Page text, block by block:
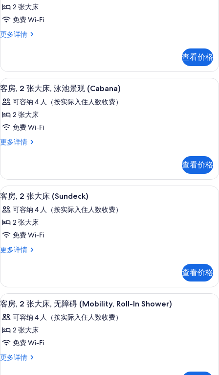
碍,
城
市
(Mobility,
Roll-
In
Shower)
的
所
有
障
城
市
景
Roll-
Shower)
更
多
信
息
房,
张
床,
阳
台
的
所
有
照
2 张大床
免费 Wi-Fi
更多详情
客
大
床,
阳
更
多
息
查看价格
显
示
客
房,
张
床,
泳
池
景
观
(Cabana)
的
照
片
客房, 2 张大床, 泳池景观 (Cabana) |
5
客房, 2 张大床, 泳池景观 (Cabana)
可容纳 4 人（按实际入住人数收费）
2 张大床
免费 Wi-Fi
更多详情
客
大
床,
泳
景
观
(Cabana)
更
多
信
查看价格
显
示
客
房,
张
床
(Sundeck)
的
所
有
照
片
客房, 2 张大床 (Sundeck) | 客房内保
5
客房, 2 张大床 (Sundeck)
可容纳 4 人（按实际入住人数收费）
2 张大床
免费 Wi-Fi
更多详情
客
大
床
(Sundeck)
多
信
查看价格
显
示
客
房,
张
4
客房, 2 张大床, 无障碍 (Mobility, Roll-In Shower)
可容纳 4 人（按实际入住人数收费）
2 张大床
免费 Wi-Fi
更多详情
客